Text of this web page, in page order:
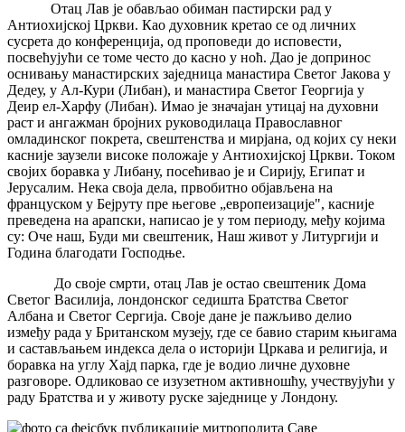
Отац Лав је обављао обиман пастирски рад у
Антиохијској Цркви. Као духовник кретао се од личних
сусрета до конференција, од проповеди до исповести,
посвећујући се томе често до касно у ноћ. Дао је допринос
оснивању манастирских заједница манастира Светог Јакова у
Дедеу, у Ал-Кури (Либан), и манастира Светог Георгија у
Деир ел-Харфу (Либан). Имао је значајан утицај на духовни
раст и ангажман бројних руководилаца Православног
омладинског покрета, свештенства и мирјана, од којих су неки
касније заузели високе положаје у Антиохијској Цркви. Током
својих боравка у Либану, посећивао је и Сирију, Египат и
Јерусалим. Нека своја дела, првобитно објављена на
француском у Бејруту пре његове „европеизације", касније
преведена на арапски, написао је у том периоду, међу којима
су: Оче наш, Буди ми свештеник, Наш живот у Литургији и
Година благодати Господње.
До своје смрти, отац Лав је остао свештеник Дома
Светог Василија, лондонског седишта Братства Светог
Албана и Светог Сергија. Своје дане је пажљиво делио
између рада у Британском музеју, где се бавио старим књигама
и састављањем индекса дела о историји Цркава и религија, и
боравка на углу Хајд парка, где је водио личне духовне
разговоре. Одликовао се изузетном активношћу, учествујући у
раду Братства и у животу руске заједнице у Лондону.